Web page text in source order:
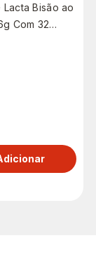
Bisão ao
Com 32